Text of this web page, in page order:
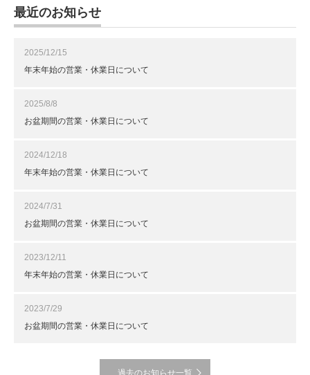
最近のお知らせ
2025/12/15
年末年始の営業・休業日について
2025/8/8
お盆期間の営業・休業日について
2024/12/18
年末年始の営業・休業日について
2024/7/31
お盆期間の営業・休業日について
2023/12/11
年末年始の営業・休業日について
2023/7/29
お盆期間の営業・休業日について
過去のお知らせ一覧